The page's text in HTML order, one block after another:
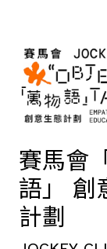
賽馬會
語」 創
計劃